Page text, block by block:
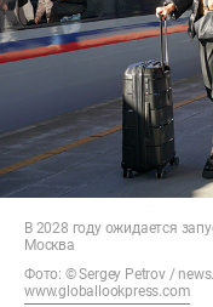
В 2028 году ожидается
Москва
Фото: © Sergey Petrov /
www.globallookpress.com